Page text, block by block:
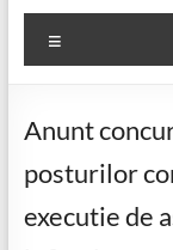
Anunt
posturilor
executie de